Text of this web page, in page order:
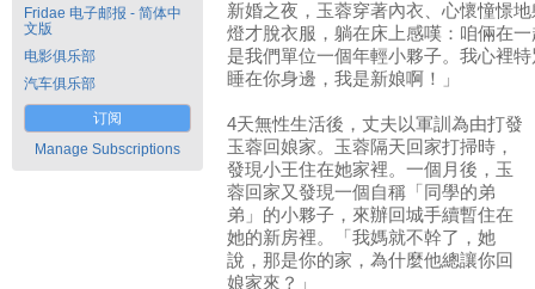
Fridae 电子邮报 - 简体中
文版
电影俱乐部
汽车俱乐部
订阅
Manage Subscriptions
新婚之夜，玉蓉穿著內衣、心懷憧憬
燈才脫衣服，躺在床上感嘆：咱倆在
是我們單位一個年輕小夥子。我心裡
睡在你身邊，我是新娘啊！」
4天無性生活後，丈夫以軍訓為由打發
玉蓉回娘家。玉蓉隔天回家打掃時，
發現小王住在她家裡。一個月後，玉
蓉回家又發現一個自稱「同學的弟
弟」的小夥子，來辦回城手續暫住在
她的新房裡。「我媽就不幹了，她
說，那是你的家，為什麼他總讓你回
娘家來？」